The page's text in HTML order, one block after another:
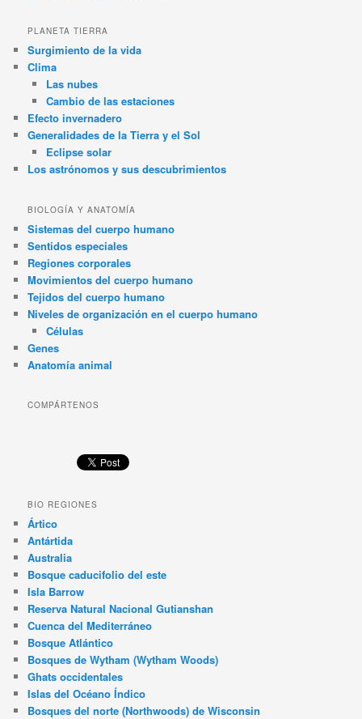
PLANETA TIERRA
Surgimiento de la vida
Clima
Las nubes
Cambio de las estaciones
Efecto invernadero
Generalidades de la Tierra y el Sol
Eclipse solar
Los astrónomos y sus descubrimientos
BIOLOGÍA Y ANATOMÍA
Sistemas del cuerpo humano
Sentidos especiales
Regiones corporales
Movimientos del cuerpo humano
Tejidos del cuerpo humano
Niveles de organización en el cuerpo humano
Células
Genes
Anatomía animal
COMPÁRTENOS
BIO REGIONES
Ártico
Antártida
Australia
Bosque caducifolio del este
Isla Barrow
Reserva Natural Nacional Gutianshan
Cuenca del Mediterráneo
Bosque Atlántico
Bosques de Wytham (Wytham Woods)
Ghats occidentales
Islas del Océano Índico
Bosques del norte (Northwoods) de Wisconsin